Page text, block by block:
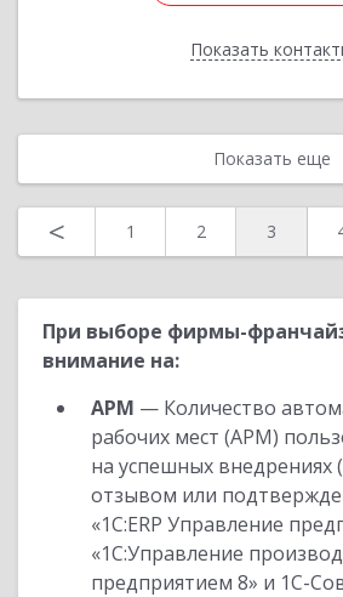
ПоказатьНазад
Показать еще
< 1 2 3
При выборе фирмы-
внимание на:
АРМ — Количество
рабочих мест (АРМ)
на успешных внедрениях
отзывом или
«1С:ERP Управление
«1С:Управление
предприятием 8» и 1С-